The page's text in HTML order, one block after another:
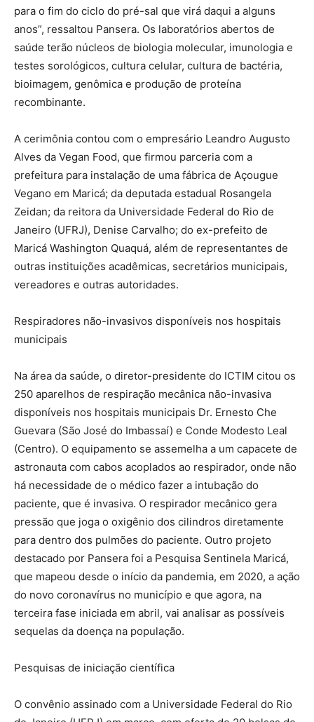
para o fim do ciclo do pré-sal que virá daqui a alguns
anos”, ressaltou Pansera. Os laboratórios abertos de
saúde terão núcleos de biologia molecular, imunologia e
testes sorológicos, cultura celular, cultura de bactéria,
bioimagem, genômica e produção de proteína
recombinante.
A cerimônia contou com o empresário Leandro Augusto
Alves da Vegan Food, que firmou parceria com a
prefeitura para instalação de uma fábrica de Açougue
Vegano em Maricá; da deputada estadual Rosangela
Zeidan; da reitora da Universidade Federal do Rio de
Janeiro (UFRJ), Denise Carvalho; do ex-prefeito de
Maricá Washington Quaquá, além de representantes de
outras instituições acadêmicas, secretários municipais,
vereadores e outras autoridades.
Respiradores não-invasivos disponíveis nos hospitais
municipais
Na área da saúde, o diretor-presidente do ICTIM citou os
250 aparelhos de respiração mecânica não-invasiva
disponíveis nos hospitais municipais Dr. Ernesto Che
Guevara (São José do Imbassaí) e Conde Modesto Leal
(Centro). O equipamento se assemelha a um capacete de
astronauta com cabos acoplados ao respirador, onde não
há necessidade de o médico fazer a intubação do
paciente, que é invasiva. O respirador mecânico gera
pressão que joga o oxigênio dos cilindros diretamente
para dentro dos pulmões do paciente. Outro projeto
destacado por Pansera foi a Pesquisa Sentinela Maricá,
que mapeou desde o início da pandemia, em 2020, a ação
do novo coronavírus no município e que agora, na
terceira fase iniciada em abril, vai analisar as possíveis
sequelas da doença na população.
Pesquisas de iniciação científica
O convênio assinado com a Universidade Federal do Rio